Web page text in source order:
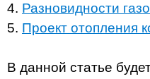
4. Разновидности
5. Проект отопления
В данной статье